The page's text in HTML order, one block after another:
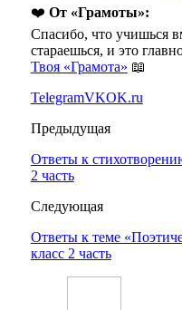
❤️ От «Грамоты»:
Спасибо, что учишься
стараешься, и это
Твоя «Грамота» 📖
TelegramVKOK.ru
Предыдущая
Ответы к
2 часть
Следующая
Ответы к теме
класс 2 часть